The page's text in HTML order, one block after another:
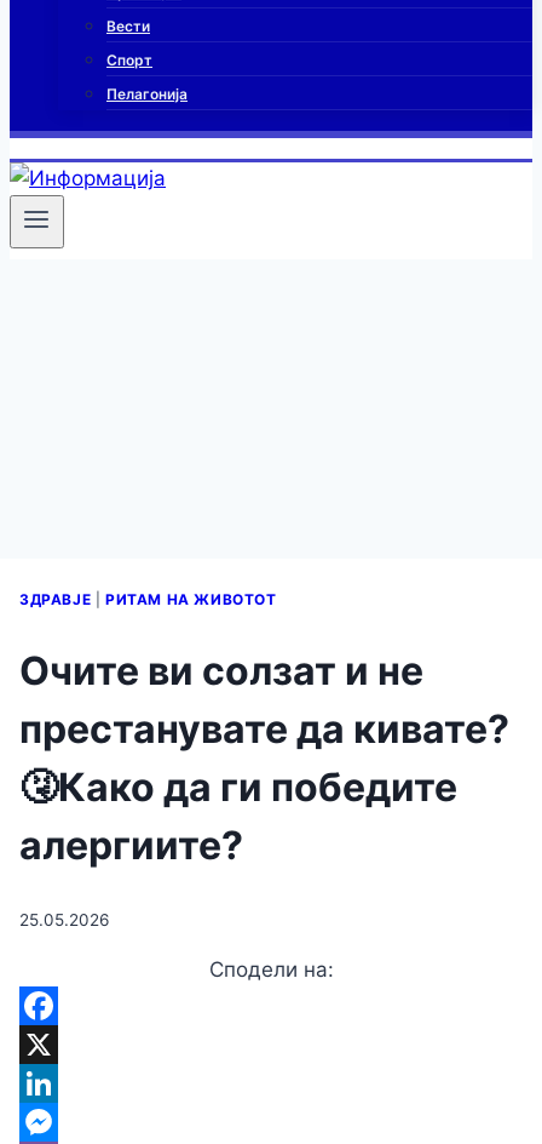
Вести
Спорт
Пелагонија
ЗДРАВЈЕ РИТАМ НА ЖИВОТОТ
Очите ви солзат и не
престанувате да кивате?
🤧Кaко да ги победите
алергиите?
25.05.2026
Сподели на: